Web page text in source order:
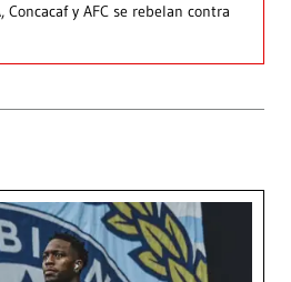
Concacaf y AFC se rebelan contra